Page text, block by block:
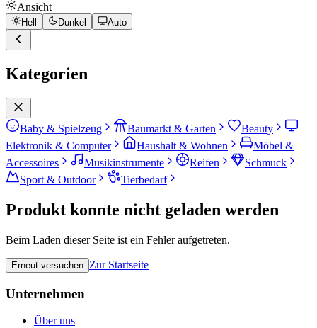
Ansicht
Hell Dunkel Auto
Kategorien
Baby & Spielzeug Baumarkt & Garten
Beauty
Elektronik & Computer
Haushalt & Wohnen
Möbel &
Accessoires
Musikinstrumente Reifen
Schmuck
Sport & Outdoor
Tierbedarf
Produkt konnte nicht geladen werden
Beim Laden dieser Seite ist ein Fehler aufgetreten.
Erneut versuchen Zur Startseite
Unternehmen
Über uns